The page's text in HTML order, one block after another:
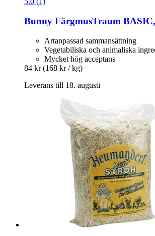
Bunny FärgmusTraum
Artanpassad sammansättning
Vegetabiliska och animaliska
Mycket hög acceptans
84 kr (168 kr / kg)
Leverans till 18. augusti